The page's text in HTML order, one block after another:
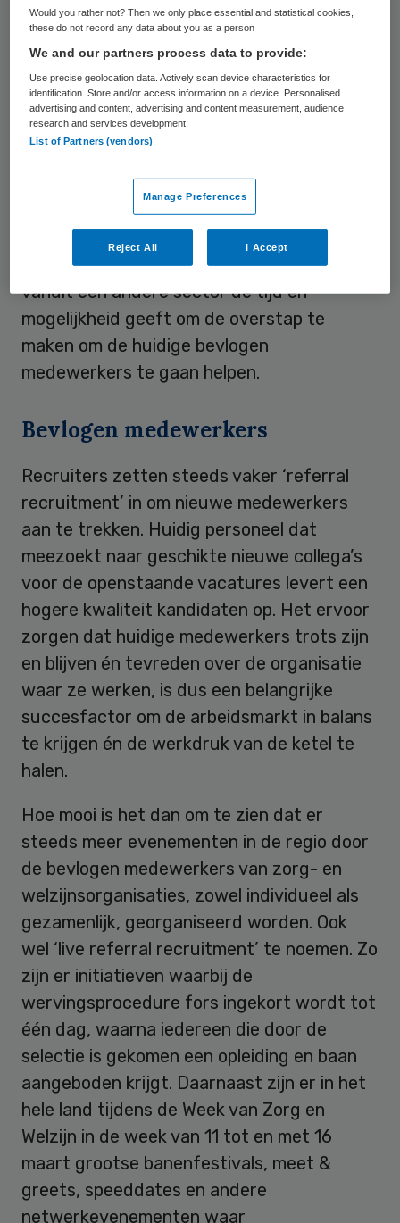
vaak dat zij teleurgesteld raken door de
vele, hoe logisch ook, opleidingseisen.
We weten dat het personeelstekort in zorg
en welzijn niet alleen is op te lossen door
mensen die ooit al in de sector gewerkt
de medewerkers in zorg en welzijn die zo
onder druk staan weer te laten genieten
van hun vak en waarom ze ooit in de sector
zijn gaan werken. Én iets wat mensen
vanuit een andere sector de tijd en
mogelijkheid geeft om de overstap te
maken om de huidige bevlogen
medewerkers te gaan helpen.
Bevlogen medewerkers
Recruiters zetten steeds vaker ‘referral
recruitment’ in om nieuwe medewerkers
aan te trekken. Huidig personeel dat
meezoekt naar geschikte nieuwe collega’s
voor de openstaande vacatures levert een
hogere kwaliteit kandidaten op. Het ervoor
zorgen dat huidige medewerkers trots zijn
en blijven én tevreden over de organisatie
waar ze werken, is dus een belangrijke
succesfactor om de arbeidsmarkt in balans
te krijgen én de werkdruk van de ketel te
halen.
Hoe mooi is het dan om te zien dat er
steeds meer evenementen in de regio door
de bevlogen medewerkers van zorg- en
welzijnsorganisaties, zowel individueel als
gezamenlijk, georganiseerd worden. Ook
wel ‘live referral recruitment’ te noemen. Zo
zijn er initiatieven waarbij de
wervingsprocedure fors ingekort wordt tot
één dag, waarna iedereen die door de
selectie is gekomen een opleiding en baan
aangeboden krijgt. Daarnaast zijn er in het
hele land tijdens de Week van Zorg en
Welzijn in de week van 11 tot en met 16
maart grootse banenfestivals, meet &
greets, speeddates en andere
netwerkevenementen waar
Would you rather not? Then we only place essential and statistical cookies,
these do not record any data about you as a person
We and our partners process data to provide:
Use precise geolocation data. Actively scan device characteristics for
identification. Store and/or access information on a device. Personalised
advertising and content, advertising and content measurement, audience
research and services development.
List of Partners (vendors)
Manage Preferences
Reject All I Accept